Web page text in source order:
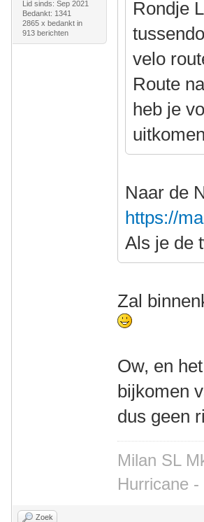
Lid sinds: Sep 2021
Bedankt: 1341
2865 x bedankt in
913 berichten
Rondje
velo
Route
heb je
Naar de
https://
Als je de
Zal
Ow, en
bijkomen
dus geen
Milan SL
Hurricane
Zoek